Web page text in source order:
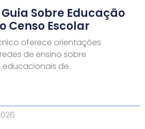
Sobre Educação
Censo Escolar
oferece orientações
de ensino sobre
de